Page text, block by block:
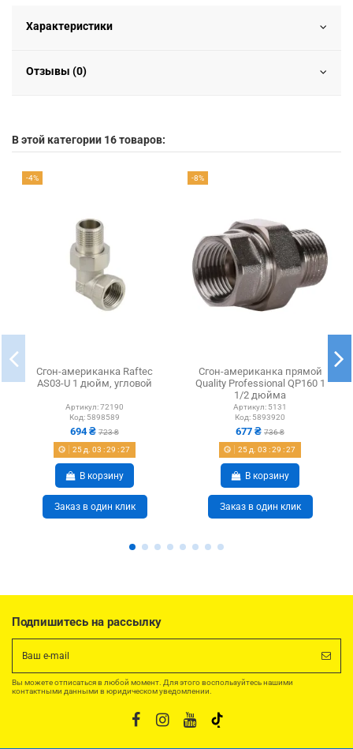
Характеристики
Отзывы (0)
В этой категории 16 товаров:
-4%
Сгон-американка Raftec
AS03-U 1 дюйм, угловой
Артикул:72190
Код: 5898589
694 ₴ 723 ₴
25д. 03 :29 :27
В корзину
Заказ в один клик
-8%
Сгон-американка прямой
Quality Professional QP160 1
1/2 дюйма
Артикул: 5131
Код: 5893920
677 ₴ 736 ₴
25д. 03 :29 :27
В корзину
Заказ в один клик
Подпишитесь на рассылку
Вы можете отписаться в любой момент. Для этого воспользуйтесь нашими
контактными данными в юридическом уведомлении.